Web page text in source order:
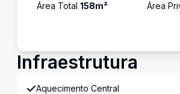
Área Total 158m² Área
Infraestrutura
Aquecimento Central